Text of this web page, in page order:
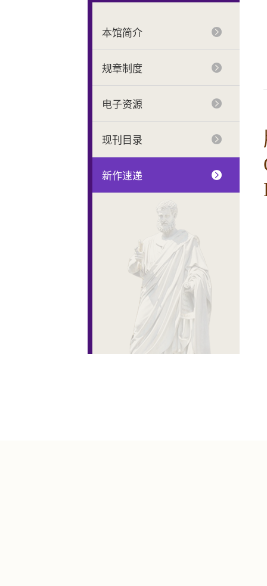
本馆简介
规章制度
电子资源
现刊目录
新作速递